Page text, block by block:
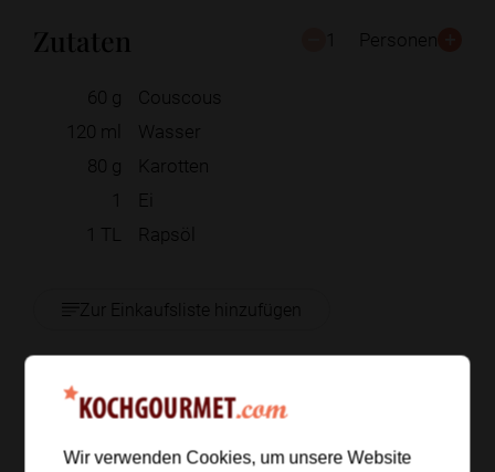
Zutaten 1 Personen
60 g
Couscous
120 ml
Wasser
80 g
Karotten
1
Ei
1 TL Rapsöl
Zur Einkaufsliste hinzufügen
Zubereitung
Wir verwenden Cookies, um unsere Website